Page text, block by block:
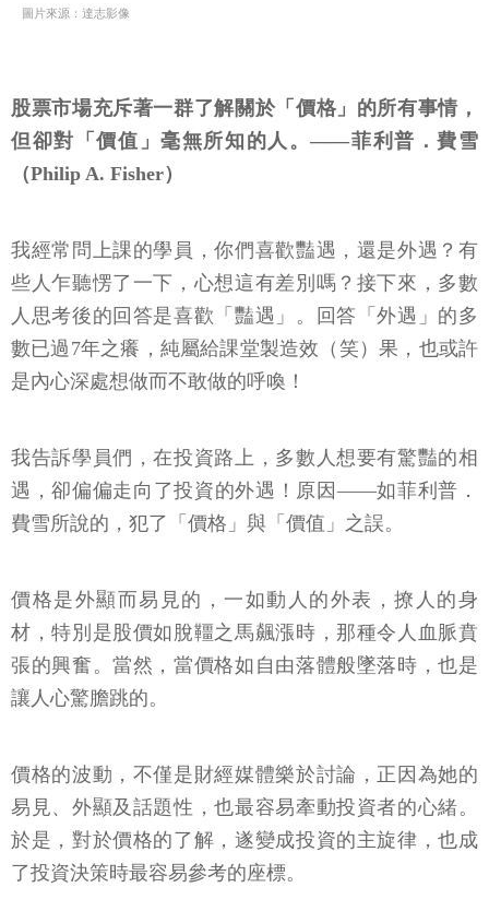
圖片來源：達志影像
股票市場充斥著一群了解關於「價格」的所有事情，
但卻對「價值」毫無所知的人。——菲利普．費雪
（Philip A. Fisher）
我經常問上課的學員，你們喜歡豔遇，還是外遇？有
些人乍聽愣了一下，心想這有差別嗎？接下來，多數
人思考後的回答是喜歡「豔遇」。回答「外遇」的多
數已過7年之癢，純屬給課堂製造效（笑）果，也或許
是內心深處想做而不敢做的呼喚！
我告訴學員們，在投資路上，多數人想要有驚豔的相
遇，卻偏偏走向了投資的外遇！原因——如菲利普．
費雪所說的，犯了「價格」與「價值」之誤。
價格是外顯而易見的，一如動人的外表，撩人的身
材，特別是股價如脫韁之馬飆漲時，那種令人血脈賁
張的興奮。當然，當價格如自由落體般墜落時，也是
讓人心驚膽跳的。
價格的波動，不僅是財經媒體樂於討論，正因為她的
易見、外顯及話題性，也最容易牽動投資者的心緒。
於是，對於價格的了解，遂變成投資的主旋律，也成
了投資決策時最容易參考的座標。